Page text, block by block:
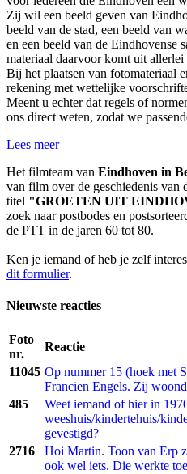
Zij wil een beeld geven van
beeld van de stad, een beeld van
en een beeld van de Eindhovense
materiaal daarvoor komt uit allerlei
Bij het plaatsen van fotomateriaal
rekening met wettelijke
Meent u echter dat regels of
ons direct weten, zodat we
Lees meer
Het filmteam van Eindhoven in
van film over de geschiedenis van
titel "GROETEN UIT
zoek naar postbodes en
de PTT in de jaren 60 tot 80.
Ken je iemand of heb je zelf
dit formulier.
Nieuwste reacties
Foto
nr.
Reactie
11045 Op nummer 15 (hoek met
Francien Engels. Zij
485
Weet iemand of hier in
weeshuis/kindertehuis/
gevestigd?
2716
Hoi Martin. Toon van Erp
ook wel iets. Die werkte